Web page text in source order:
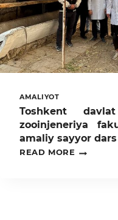
AMALIYOT
Toshkent
zooinjeneriya
amaliy sayyor
READ MORE
TOSHKENT